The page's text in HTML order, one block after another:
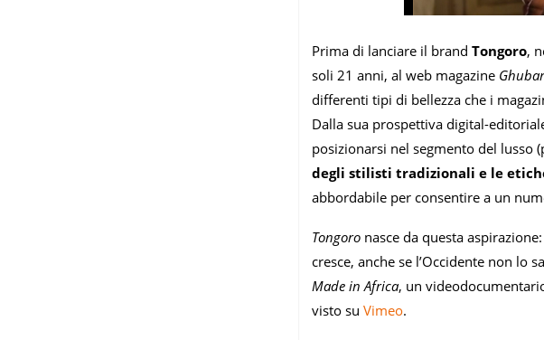
Prima di lanciare il brand Tongoro,
soli 21 anni, al web magazine Ghubar
differenti tipi di bellezza che i
Dalla sua prospettiva digital-
posizionarsi nel segmento del lusso
degli stilisti tradizionali e le
abbordabile per consentire a un
Tongoro nasce da questa
cresce, anche se l’Occidente non
Made in Africa, un
visto su Vimeo.